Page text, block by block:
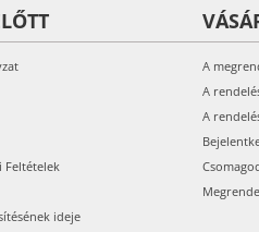
Feltételek
ideje
A
A
A